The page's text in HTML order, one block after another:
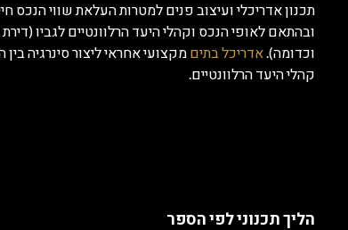
תכנון אדריכלי ועיצוב פנים למטרות העלאת שווי הנכס
ובהתאם לאופי הנכס וקהלי היעד הרלוונטיים לגביו
וכדומה).אדריכל בתים מקצועי אחראי ליצור סינרגיה
קהלי היעד הרלוונטיים.
הליך תכנוני לפי הספר